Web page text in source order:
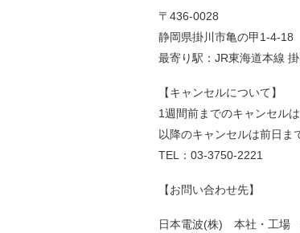
〒436-0028
静岡県掛川市亀の甲1-4-18
最寄り駅：JR東海道本線
【キャンセルについて】
1週間前までのキャンセル
以降のキャンセルは前日ま
TEL：03-3750-2221
【お問い合わせ先】
日本電波(株) 本社・工場